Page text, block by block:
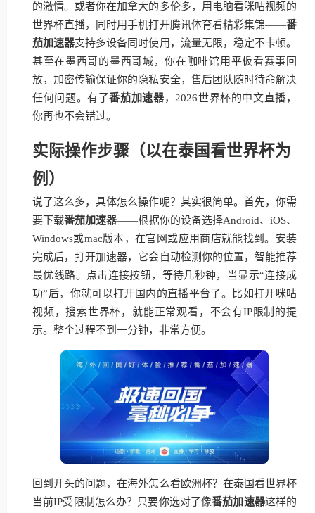
的激情。或者你在加拿大的多伦多，用电脑看咪咕视频的
世界杯直播，同时用手机打开腾讯体育看精彩集锦——番
茄加速器支持多设备同时使用，流量无限，稳定不卡顿。
甚至在墨西哥的墨西哥城，你在咖啡馆用平板看赛事回
放，加密传输保证你的隐私安全，售后团队随时待命解决
任何问题。有了番茄加速器，2026世界杯的中文直播，
你再也不会错过。
实际操作步骤（以在泰国看世界杯为
例）
说了这么多，具体怎么操作呢？其实很简单。首先，你需
要下载番茄加速器——根据你的设备选择Android、iOS、
Windows或mac版本，在官网或应用商店就能找到。安装
完成后，打开加速器，它会自动检测你的位置，智能推荐
最优线路。点击连接按钮，等待几秒钟，当显示“连接成
功”后，你就可以打开国内的直播平台了。比如打开咪咕
视频，搜索世界杯，就能正常观看，不会有IP限制的提
示。整个过程不到一分钟，非常方便。
回到开头的问题，在海外怎么看欧洲杯？在泰国看世界杯
当前IP受限制怎么办？只要你选对了像番茄加速器这样的